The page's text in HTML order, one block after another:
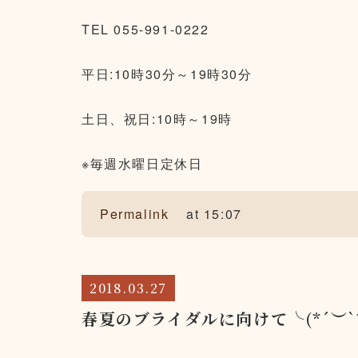
TEL 055-991-0222
平日:10時30分～19時30分
土日、祝日:10時～19時
※毎週水曜日定休日
Permalink at 15:07
2018.03.27
春夏のブライダルに向けて